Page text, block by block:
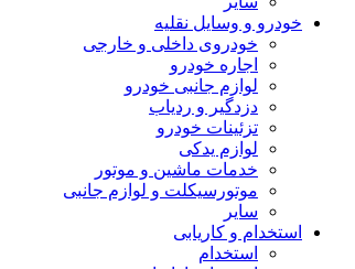
خودرو و وسایل نقلیه
خودروی داخلی و خارجی
اجاره خودرو
لوازم جانبی خودرو
دزدگیر و ردیاب
تزئینات خودرو
لوازم یدکی
خدمات ماشین و موتور
موتورسیکلت و لوازم جانبی
سایر
استخدام و کاریابی
استخدام